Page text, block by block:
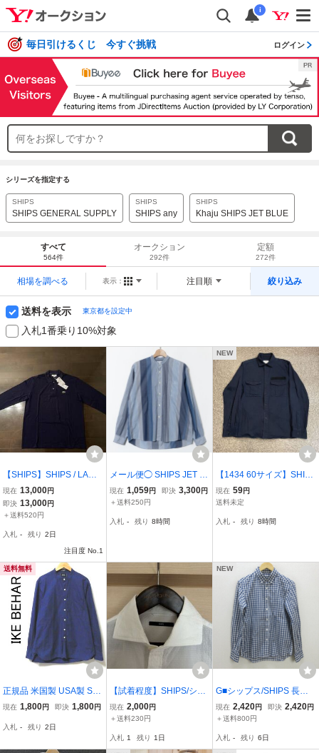
i
毎日引けるくじ 今すぐ挑戦 ログイン
シリーズを指定する
SHIPS
SHIPS GENERAL SUPPLY
SHIPS
SHIPS any
SHIPS
Khaju SHIPS JET BLUE
すべて
564件
オークション
292件
定額
272件
相場を調べる 表示： 注目順 絞り込み
送料を表示 東京都を設定中
入札1番乗り10%対象
【SHIPS】SHIPS / LACO
STE：L1312DL ロングス
リープ ポロシャツ / NAVY
/５【新品未使用品】
現在 13,000円
即決 13,000円
＋送料520円
入札 - 残り 2日
注目度 No.1
メール便◯ SHIPS JET B
LUE シップスジェットブ
ルー バンドカラーストラ
コットン100％ ブルー系
現在 1,059円 即決 3,300円
＋送料250円
入札 - 残り 8時間
NEW
【1434 60サイズ】SHIP
S JET BLUE シップスジ
ェットブルー ミリタリー
ビー 紺 無地 古着 ユーズ
現在 59円
送料未定
入札 - 残り 8時間
送料無料
正規品 米国製 USA製 SHI
PS × IKE BEHAR シップ
ン バンドカラー シャツ
現在 1,800円 即決 1,800円
入札 - 残り 2日
【試着程度】SHIPS/シッ
プス コットン カッタウェ
イカラードレスシャツL 1.
ョン
現在 2,000円
＋送料230円
入札 1 残り 1日
NEW
G■シップス/SHIPS 長袖
シャツ/ギンガムチェック
【M】紺/men's/84【中
現在 2,420円 即決 2,420円
＋送料800円
入札 - 残り 6日